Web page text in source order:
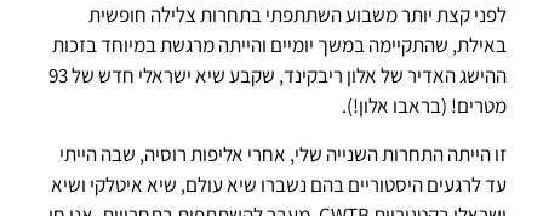
לפני קצת יותר משבוע השתתפתי בתחרות צלילה חופשית
באילת, שהתקיימה במשך יומיים והייתה מרגשת במיוחד בזכות
ההישג האדיר של אלון ריבקינד, שקבע שיא ישראלי חדש של 93
מטרים! (בראבו אלון!).
זו הייתה התחרות השנייה שלי, אחרי אליפות רוסיה, שבה הייתי
עד לרגעים היסטוריים בהם נשברו שיא עולם, שיא איטלקי ושיא